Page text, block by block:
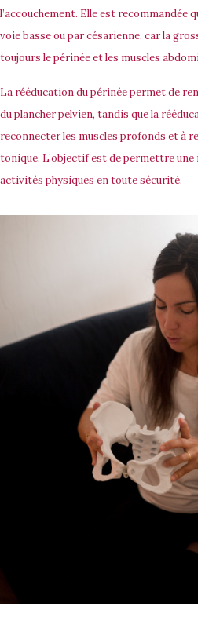
l’accouchement. Elle est recommandée
voie basse ou par césarienne, car la
toujours le périnée et les muscles
La rééducation du périnée permet de
du plancher pelvien, tandis que la
reconnecter les muscles profonds et à
tonique. L’objectif est de permettre
activités physiques en toute sécurité.